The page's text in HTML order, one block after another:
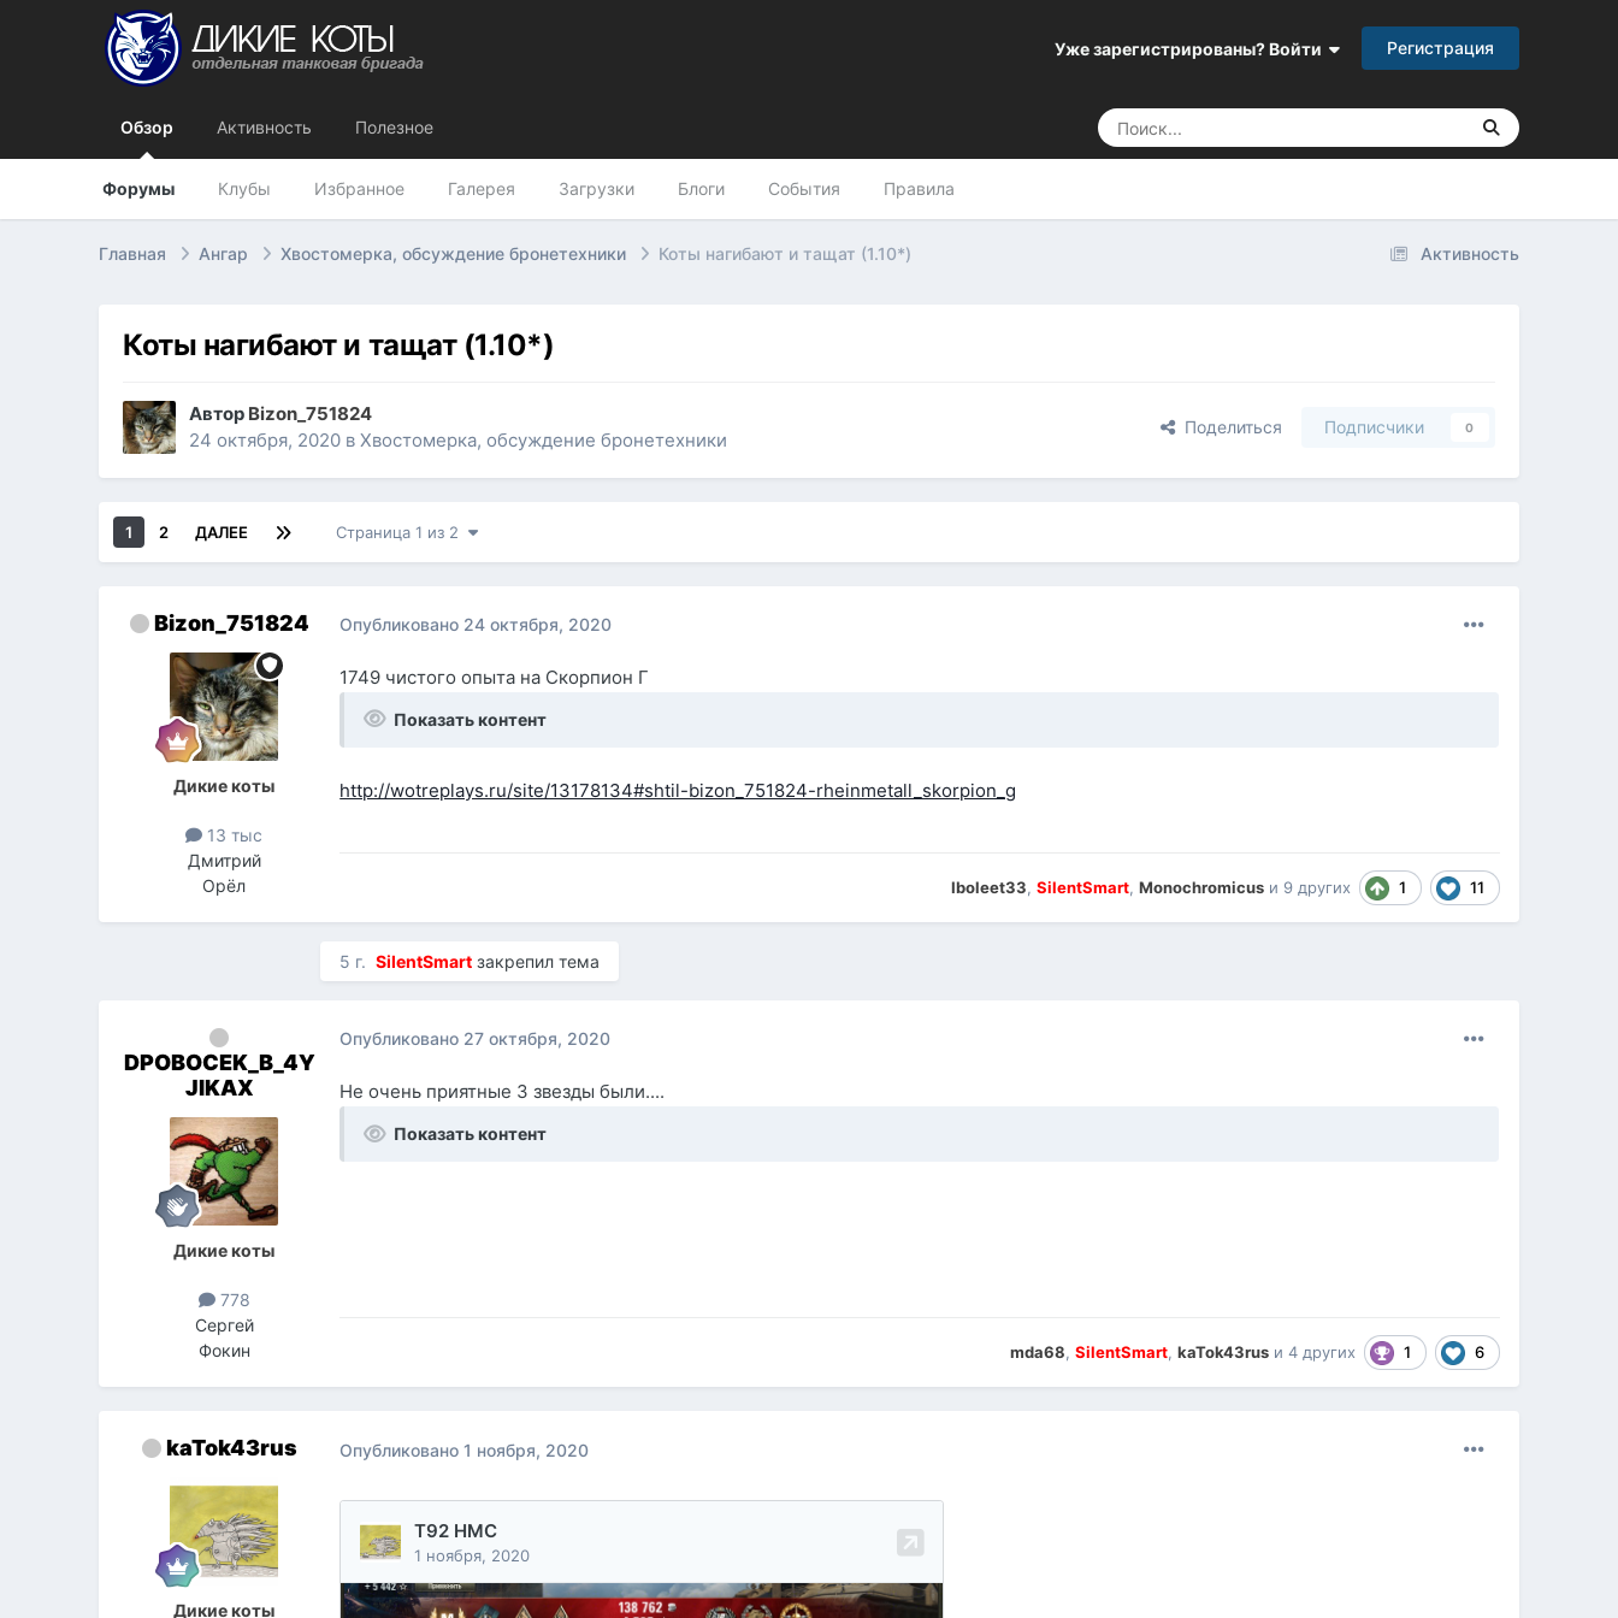
Уже зарегистрированы? Войти Регистрация
Обзор
Форумы Клубы Избранное Галерея Загрузки Блоги События Правила
Активность Полезное
Активность
Главная Ангар Хвостомерка, обсуждение бронетехники Коты нагибают и тащат (1.10*)
Коты нагибают и тащат (1.10*)
Автор Bizon_751824
24 октября, 2020 вХвостомерка, обсуждение бронетехники
Поделиться Подписчики 0
1 2 ДАЛЕЕ Страница 1 из 2
Bizon_751824
Дикие коты
13 тыс
Дмитрий
Орёл
Опубликовано 24 октября, 2020
1749 чистого опыта на Скорпион Г
Показать контент
http://wotreplays.ru/site/13178134#shtil-bizon_751824-rheinmetall_skorpion_g
Iboleet33, SilentSmart, Monochromicusи 9 других 1 11
5 г. SilentSmart закрепил тема
DPOBOCEK_B_4Y
JIKAX
Дикие коты
778
Сергей
Фокин
Опубликовано 27 октября, 2020
Не очень приятные 3 звезды были....
Показать контент
mda68, SilentSmart, kaTok43rusи 4 других 1 6
kaTok43rus
Дикие коты
Опубликовано1 ноября, 2020